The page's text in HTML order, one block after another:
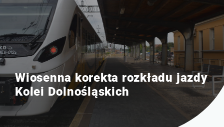
Wiosenna korekta rozkładu jazdy
Kolei Dolnośląskich